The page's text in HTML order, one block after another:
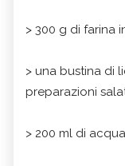
> 300 g di farina
> una bustina di
preparazioni
> 200 ml di